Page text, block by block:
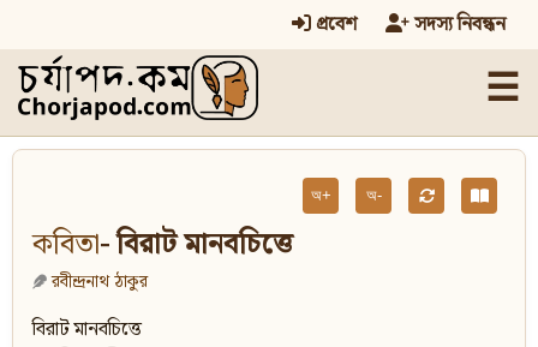
প্রবেশ সদস্য নিবন্ধন
☰
অ+ অ-
কবিতা- বিরাট মানবচিত্তে
রবীন্দ্রনাথ ঠাকুর
বিরাট মানবচিত্তে